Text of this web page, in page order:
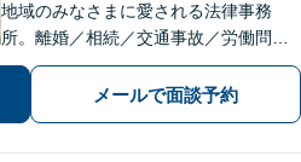
地域のみなさまに愛される法律事務
所。離婚／相続／交通事故／労働問題
／刑事事件など。依頼者さまにとって
「一番の頼れる存在」でいられるよう
親身になって対応します。【近隣駐車
メールで面談予約